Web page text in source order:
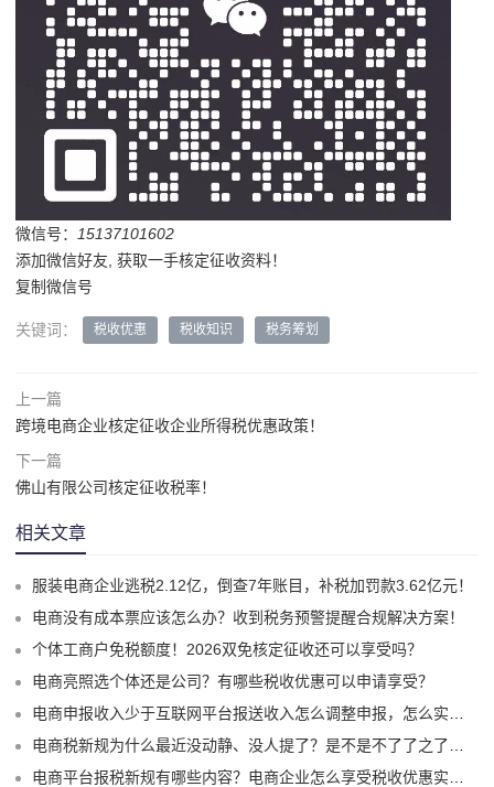
微信号： 15137101602
添加微信好友, 获取一手核定征收资料！
复制微信号
关键词： 税收优惠 税收知识 税务筹划
上一篇
跨境电商企业核定征收企业所得税优惠政策！
下一篇
佛山有限公司核定征收税率！
相关文章
服装电商企业逃税2.12亿，倒查7年账目，补税加罚款3.62亿元！
电商没有成本票应该怎么办？收到税务预警提醒合规解决方案！
个体工商户免税额度！2026双免核定征收还可以享受吗？
电商亮照选个体还是公司？有哪些税收优惠可以申请享受？
电商申报收入少于互联网平台报送收入怎么调整申报，怎么实现合规申报享受税收优惠！
电商税新规为什么最近没动静、没人提了？是不是不了了之了嘛？
电商平台报税新规有哪些内容？电商企业怎么享受税收优惠实现税务合规？